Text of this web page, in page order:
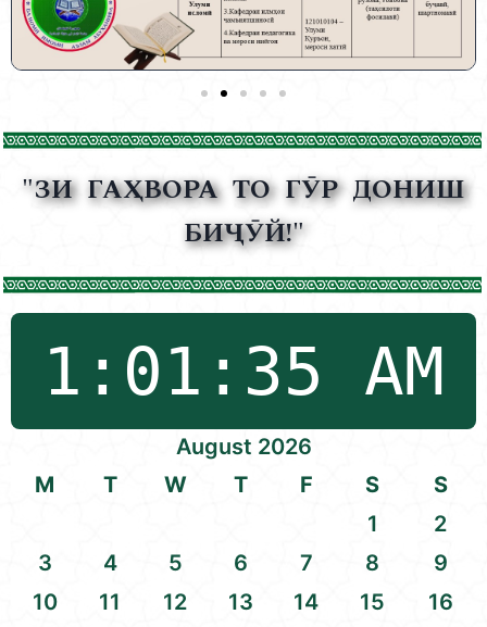
"ЗИ ГАҲВОРА ТО ГӮР ДОНИШ
БИҶӮЙ!"
August 2026
M
T W T F S
S
1
2
3
4 5 6 7 8
9
10
11 12 13 14 15
16